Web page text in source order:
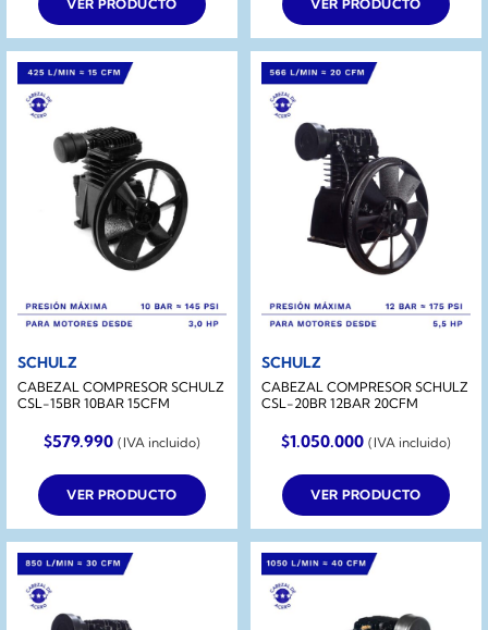
VER PRODUCTO VER PRODUCTO
SCHULZ
CABEZAL COMPRESOR SCHULZ
CSL-15BR 10BAR 15CFM
$579.990 (IVA incluido)
VER PRODUCTO
SCHULZ
CABEZAL COMPRESOR SCHULZ
CSL-20BR 12BAR 20CFM
$1.050.000 (IVA incluido)
VER PRODUCTO